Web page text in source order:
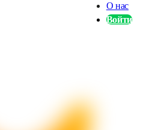
О нас
Войти